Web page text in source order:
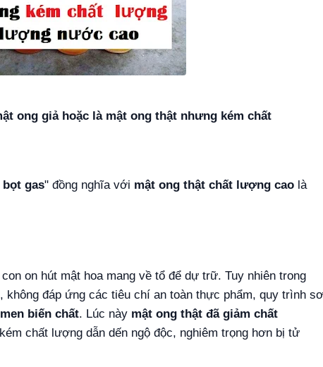
ong giả hoặc là mật ong thật nhưng kém chất
gas" đồng nghĩa với mật ong thật chất lượng cao là
on hút mật hoa mang về tổ để dự trữ. Tuy nhiên trong
không đáp ứng các tiêu chí an toàn thực phẩm, quy trình sơ
biến chất. Lúc này mật ong thật đã giảm chất
chất lượng dẫn dến ngộ độc, nghiêm trọng hơn bị tử